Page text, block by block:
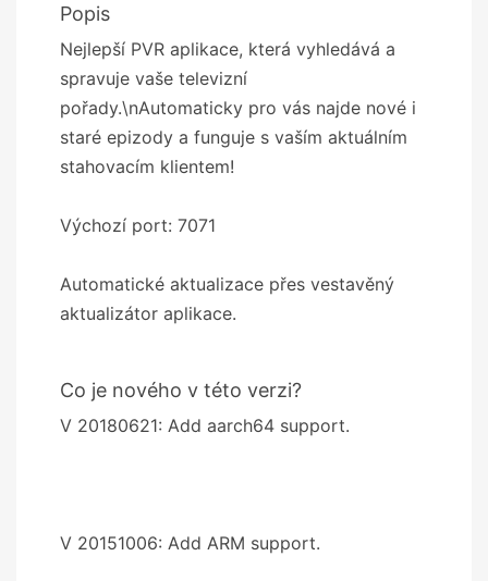
Popis
Nejlepší PVR aplikace, která vyhledává a
spravuje vaše televizní
pořady.\nAutomaticky pro vás najde nové i
staré epizody a funguje s vaším aktuálním
stahovacím klientem!
Výchozí port: 7071
Automatické aktualizace přes vestavěný
aktualizátor aplikace.
Co je nového v této verzi?
V 20180621: Add aarch64 support.
V 20151006: Add ARM support.